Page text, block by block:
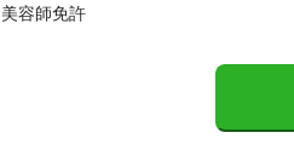
古河市
美容師免許